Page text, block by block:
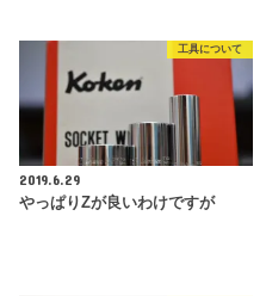
工具について
2019.6.29
やっぱりZが良いわけですが